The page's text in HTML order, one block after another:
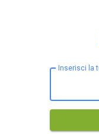
Inserisci la